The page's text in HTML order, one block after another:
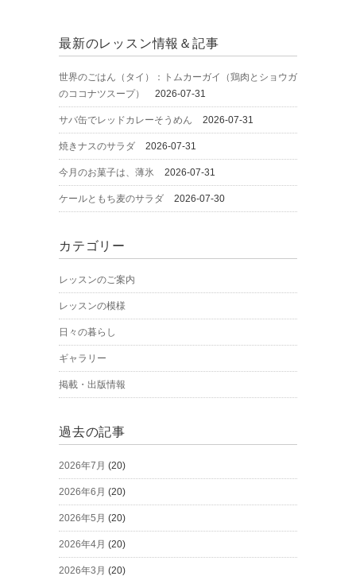
最新のレッスン情報＆記事
世界のごはん（タイ）：トムカーガイ（鶏肉とショウガ
のココナツスープ）
2026-07-31
サバ缶でレッドカレーそうめん 2026-07-31
焼きナスのサラダ 2026-07-31
今月のお菓子は、薄氷 2026-07-31
ケールともち麦のサラダ 2026-07-30
カテゴリー
レッスンのご案内
レッスンの模様
日々の暮らし
ギャラリー
掲載・出版情報
過去の記事
2026年7月 (20)
2026年6月 (20)
2026年5月 (20)
2026年4月 (20)
2026年3月 (20)